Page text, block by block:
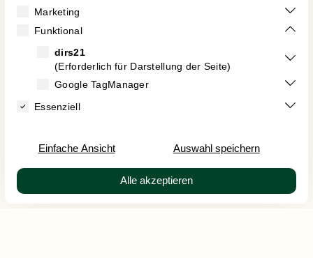
KarriereVertrag widerrufenImpressumDatenschutzAGB
Erklärung zur Barrierefreiheit